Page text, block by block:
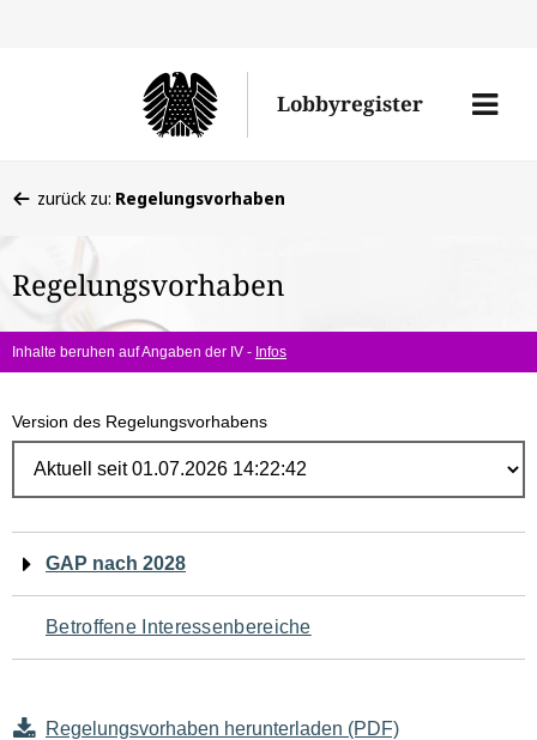
Lobbyregister
Menü
befinden
hier:
zurück zu: Regelungsvorhaben
Regelungsvorhaben
Inhalte beruhen auf Angaben der IV - Infos
Version des Regelungsvorhabens
Navigation
für
den
Seiteninhalt
GAP nach 2028
Betroffene Interessenbereiche
Regelungsvorhaben herunterladen (PDF)